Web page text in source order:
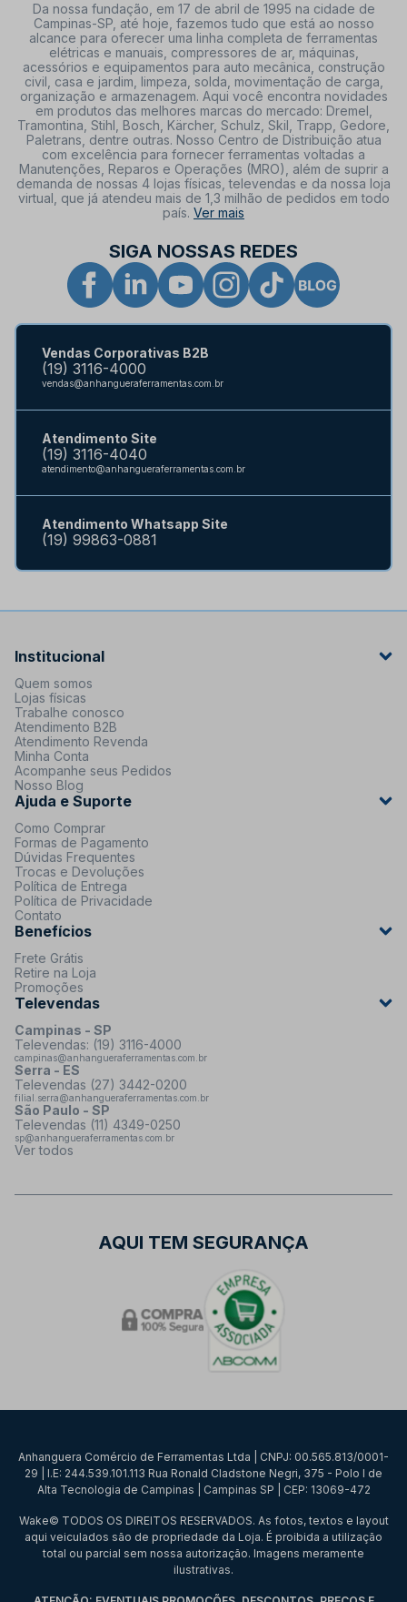
Da nossa fundação, em 17 de abril de 1995 na cidade de
Campinas-SP, até hoje, fazemos tudo que está ao nosso
alcance para oferecer uma linha completa de ferramentas
elétricas e manuais, compressores de ar, máquinas,
acessórios e equipamentos para auto mecânica, construção
civil, casa e jardim, limpeza, solda, movimentação de carga,
organização e armazenagem. Aqui você encontra novidades
em produtos das melhores marcas do mercado: Dremel,
Tramontina, Stihl, Bosch, Kärcher, Schulz, Skil, Trapp, Gedore,
Paletrans, dentre outras. Nosso Centro de Distribuição atua
com excelência para fornecer ferramentas voltadas a
Manutenções, Reparos e Operações (MRO), além de suprir a
demanda de nossas 4 lojas físicas, televendas e da nossa loja
virtual, que já atendeu mais de 1,3 milhão de pedidos em todo
país. Ver mais
SIGA NOSSAS REDES
Vendas Corporativas B2B
(19) 3116-4000
vendas@anhangueraferramentas.com.br
Atendimento Site
(19) 3116-4040
atendimento@anhangueraferramentas.com.br
Atendimento Whatsapp Site
(19) 99863-0881
Institucional
Quem somos
Lojas físicas
Trabalhe conosco
Atendimento B2B
Atendimento Revenda
Minha Conta
Acompanhe seus Pedidos
Nosso Blog
Ajuda e Suporte
Como Comprar
Formas de Pagamento
Dúvidas Frequentes
Trocas e Devoluções
Política de Entrega
Política de Privacidade
Contato
Benefícios
Frete Grátis
Retire na Loja
Promoções
Televendas
Campinas - SP
Televendas: (19) 3116-4000
campinas@anhangueraferramentas.com.br
Serra - ES
Televendas (27) 3442-0200
filial.serra@anhangueraferramentas.com.br
São Paulo - SP
Televendas (11) 4349-0250
sp@anhangueraferramentas.com.br
Ver todos
AQUI TEM SEGURANÇA
Anhanguera Comércio de Ferramentas Ltda | CNPJ: 00.565.813/0001-
29 | I.E: 244.539.101.113 Rua Ronald Cladstone Negri, 375 - Polo I de
Alta Tecnologia de Campinas | Campinas SP | CEP: 13069-472
Wake© TODOS OS DIREITOS RESERVADOS. As fotos, textos e layout
aqui veiculados são de propriedade da Loja. É proibida a utilização
total ou parcial sem nossa autorização. Imagens meramente
ilustrativas.